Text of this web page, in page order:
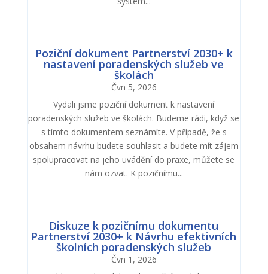
Poziční dokument Partnerství 2030+ k
nastavení poradenských služeb ve
školách
Čvn 5, 2026
Vydali jsme poziční dokument k nastavení
poradenských služeb ve školách. Budeme rádi, když se
s tímto dokumentem seznámíte. V případě, že s
obsahem návrhu budete souhlasit a budete mít zájem
spolupracovat na jeho uvádění do praxe, můžete se
nám ozvat. K pozičnímu...
Diskuze k pozičnímu dokumentu
Partnerství 2030+ k Návrhu efektivních
školních poradenských služeb
Čvn 1, 2026